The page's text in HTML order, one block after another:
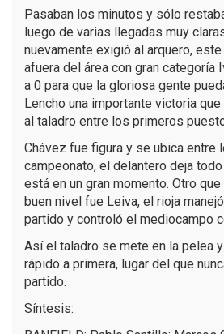
Pasaban los minutos y sólo
luego de varias llegadas muy
nuevamente exigió al arquero,
afuera del área con gran categoría
a 0 para que la gloriosa gente
Lencho una importante victoria
al taladro entre los primeros
Chávez fue figura y se ubica entre
campeonato, el delantero deja
está en un gran momento. Otro
buen nivel fue Leiva, el rioja
partido y controló el mediocampo
Así el taladro se mete en la pelea
rápido a primera, lugar del que
partido.
Síntesis: